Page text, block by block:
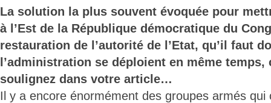
La solution la plus souvent évoquée pour
à l’Est de la République démocratique du
restauration de l’autorité de l’Etat, qu’il faut
l’administration se déploient en même temps,
soulignez dans votre article…
Il y a encore énormément des groupes armés qui